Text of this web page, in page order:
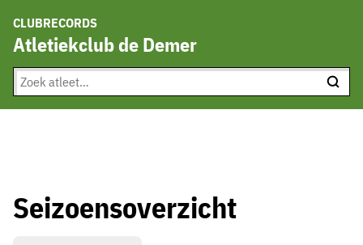
CLUBRECORDS
Atletiekclub de Demer
Seizoensoverzicht